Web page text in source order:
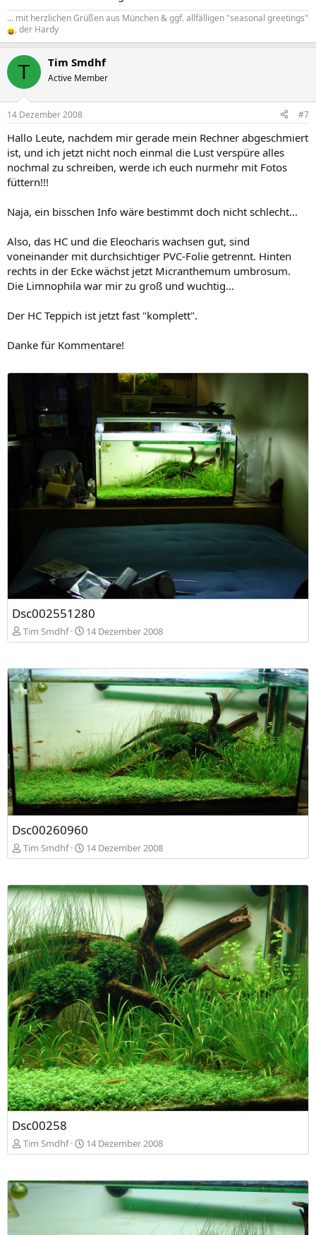
... mit herzlichen Grüßen aus München & ggf. allfälligen "seasonal greetings"
, der Hardy
T Tim Smdhf
Active Member
14 Dezember 2008 #7
Hallo Leute, nachdem mir gerade mein Rechner abgeschmiert
ist, und ich jetzt nicht noch einmal die Lust verspüre alles
nochmal zu schreiben, werde ich euch nurmehr mit Fotos
füttern!!!
Naja, ein bisschen Info wäre bestimmt doch nicht schlecht...
Also, das HC und die Eleocharis wachsen gut, sind
voneinander mit durchsichtiger PVC-Folie getrennt. Hinten
rechts in der Ecke wächst jetzt Micranthemum umbrosum.
Die Limnophila war mir zu groß und wuchtig...
Der HC Teppich ist jetzt fast "komplett".
Danke für Kommentare!
Dsc002551280
Tim Smdhf 14 Dezember 2008
Dsc00260960
Tim Smdhf 14 Dezember 2008
Dsc00258
Tim Smdhf 14 Dezember 2008